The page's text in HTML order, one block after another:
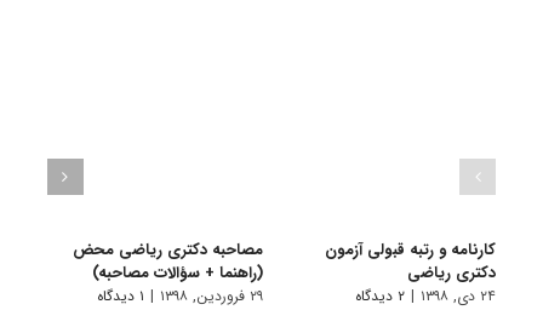
کارنامه و رتبه قبولی آزمون
دکتری ریاضی
۲۴ دی, ۱۳۹۸ | ۲ دیدگاه
مصاحبه دکتری ریاضی محض
(راهنما + سؤالات مصاحبه)
۲۹ فروردین, ۱۳۹۸ | ۱ دیدگاه